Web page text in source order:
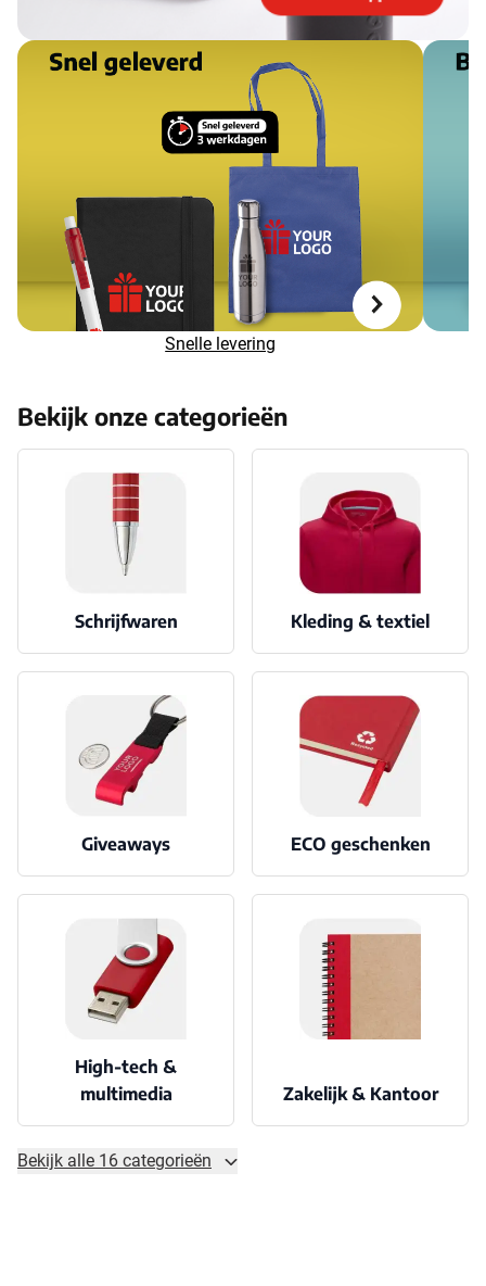
Snelle levering
Bekijk onze categorieën
Schrijfwaren Kleding & textiel
Giveaways ECO geschenken
High-tech &
multimedia
Zakelijk & Kantoor
Bekijk alle 16 categorieën